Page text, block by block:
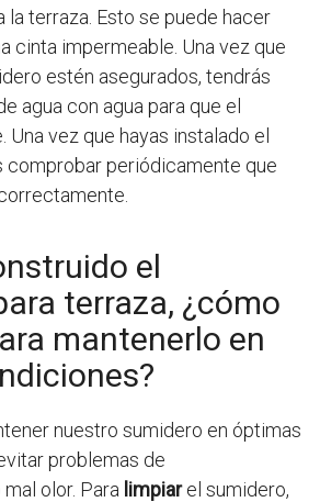
la terraza. Esto se puede hacer
cinta impermeable. Una vez que
estén asegurados, tendrás
agua con agua para que el
Una vez que hayas instalado el
comprobar periódicamente que
el
terraza, ¿cómo
mantenerlo en
nuestro sumidero en óptimas
problemas de
olor. Para limpiarel sumidero,